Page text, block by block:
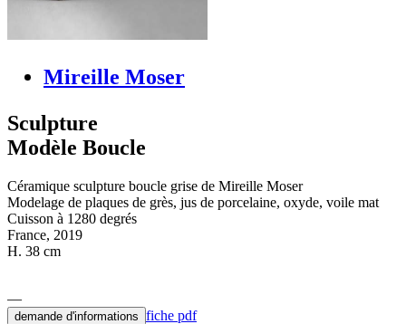
Mireille Moser
Sculpture
Modèle Boucle
Céramique sculpture boucle grise de Mireille Moser
Modelage de plaques de grès, jus de porcelaine, oxyde, voile mat
Cuisson à 1280 degrés
France, 2019
H. 38 cm
demande d'informations fiche pdf